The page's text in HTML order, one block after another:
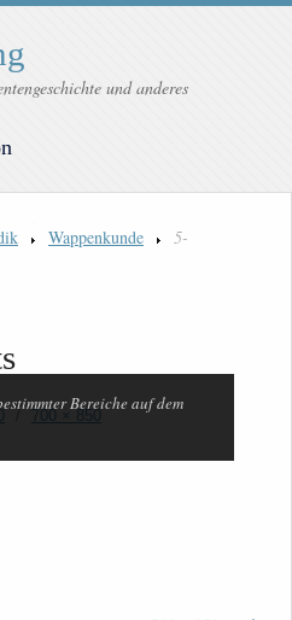
und anderes
Wappenkunde
5-
700 × 850
Bereiche auf dem